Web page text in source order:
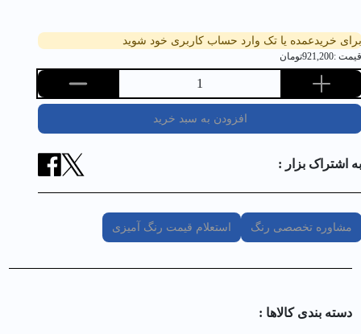
برای خریدعمده یا تک وارد حساب کاربری خود شوید
قیمت :921,200تومان
1
افزودن به سبد خرید
به اشتراک بزار :
مشاوره تخصصی رنگ استعلام قیمت رنگ آمیزی
دسته بندی کالا‌ها :